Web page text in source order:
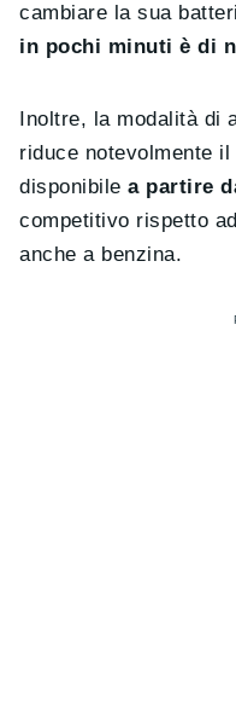
cambiare la sua
in pochi minuti è di
Inoltre, la modalità di
riduce notevolmente
disponibilea partire
competitivo rispetto
anche a benzina.